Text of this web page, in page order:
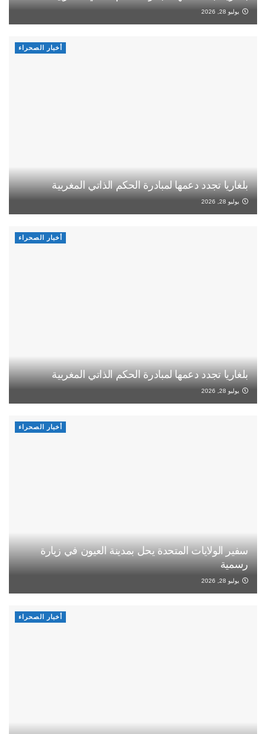
يوليو 28, 2026
أخبار الصحراء
بلغاريا تجدد دعمها لمبادرة الحكم الذاتي المغربية
يوليو 28, 2026
أخبار الصحراء
بلغاريا تجدد دعمها لمبادرة الحكم الذاتي المغربية
يوليو 28, 2026
أخبار الصحراء
سفير الولايات المتحدة يحل بمدينة العيون في زيارة
رسمية
يوليو 28, 2026
أخبار الصحراء